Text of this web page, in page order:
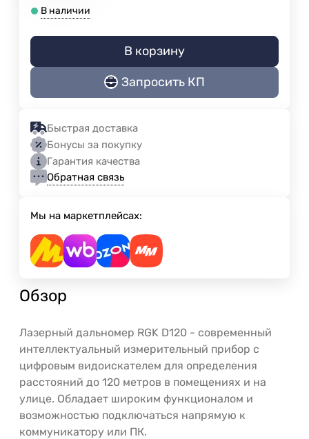
В наличии
В корзину
Запросить КП
Быстрая доставка
Бонусы за покупку
Гарантия качества
Обратная связь
Мы на маркетплейсах:
Обзор
Лазерный дальномер RGK D120 - современный
интеллектуальный измерительный прибор с
цифровым видоискателем для определения
расстояний до 120 метров в помещениях и на
улице. Обладает широким функционалом и
возможностью подключаться напрямую к
коммуникатору или ПК.